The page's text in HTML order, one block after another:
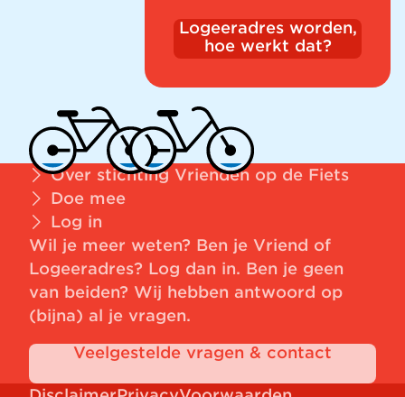
Logeeradres worden,
hoe werkt dat?
Over stichting Vrienden op de Fiets
Doe mee
Log in
Wil je meer weten? Ben je Vriend of
Logeeradres? Log dan in. Ben je geen
van beiden? Wij hebben antwoord op
(bijna) al je vragen.
Veelgestelde vragen & contact